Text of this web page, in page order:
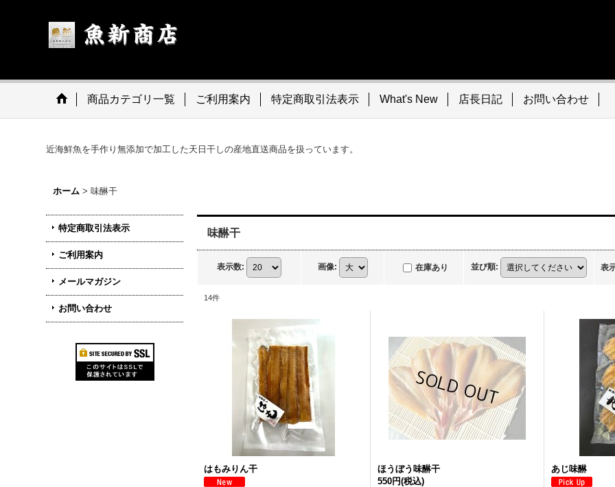
商品カテゴリ一覧 ご利用案内 特定商取引法表示 What's New 店長日記 お問い合わせ
近海鮮魚を手作り無添加で加工した天日干しの産地直送商品を扱っています。
ホーム > 味醂干
特定商取引法表示
ご利用案内
メールマガジン
お問い合わせ
味醂干
表示数: 画像: 在庫あり 並び順: 表
14件
はもみりん干
ほうぼう味醂干
550円(税込)
あじ味醂